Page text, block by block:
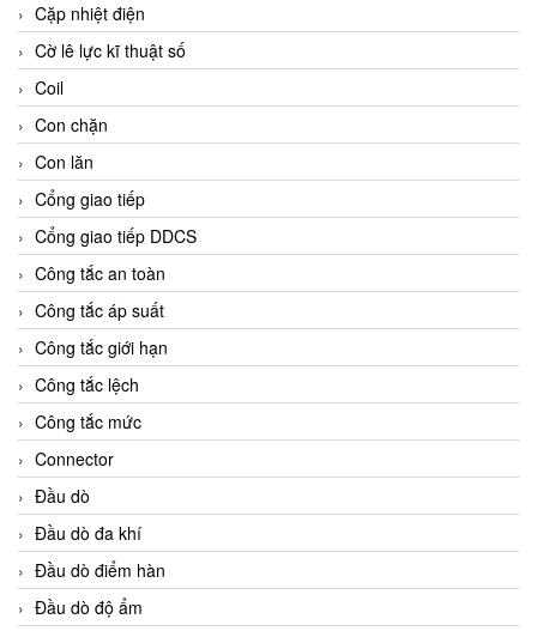
Cặp nhiệt điện
Cờ lê lực kĩ thuật số
Coil
Con chặn
Con lăn
Cổng giao tiếp
Cổng giao tiếp DDCS
Công tắc an toàn
Công tắc áp suất
Công tắc giới hạn
Công tắc lệch
Công tắc mức
Connector
Đầu dò
Đầu dò đa khí
Đầu dò điểm hàn
Đầu dò độ ẩm